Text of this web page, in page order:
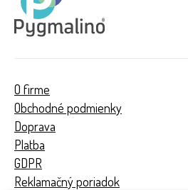
O firme
Obchodné podmienky
Doprava
Platba
GDPR
Reklamačný poriadok